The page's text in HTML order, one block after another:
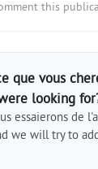
this
que vous
looking
essaierons de
we will try to